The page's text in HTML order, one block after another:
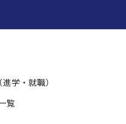
学・就職）
覧